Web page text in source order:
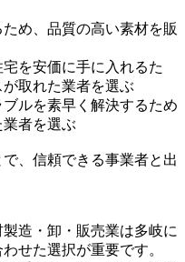
め、品質の高い素材を販
を安価に手に入れるた
取れた業者を選ぶ
ルを素早く解決するため
者を選ぶ
、信頼できる事業者と出
造・卸・販売業は多岐に
せた選択が重要です。